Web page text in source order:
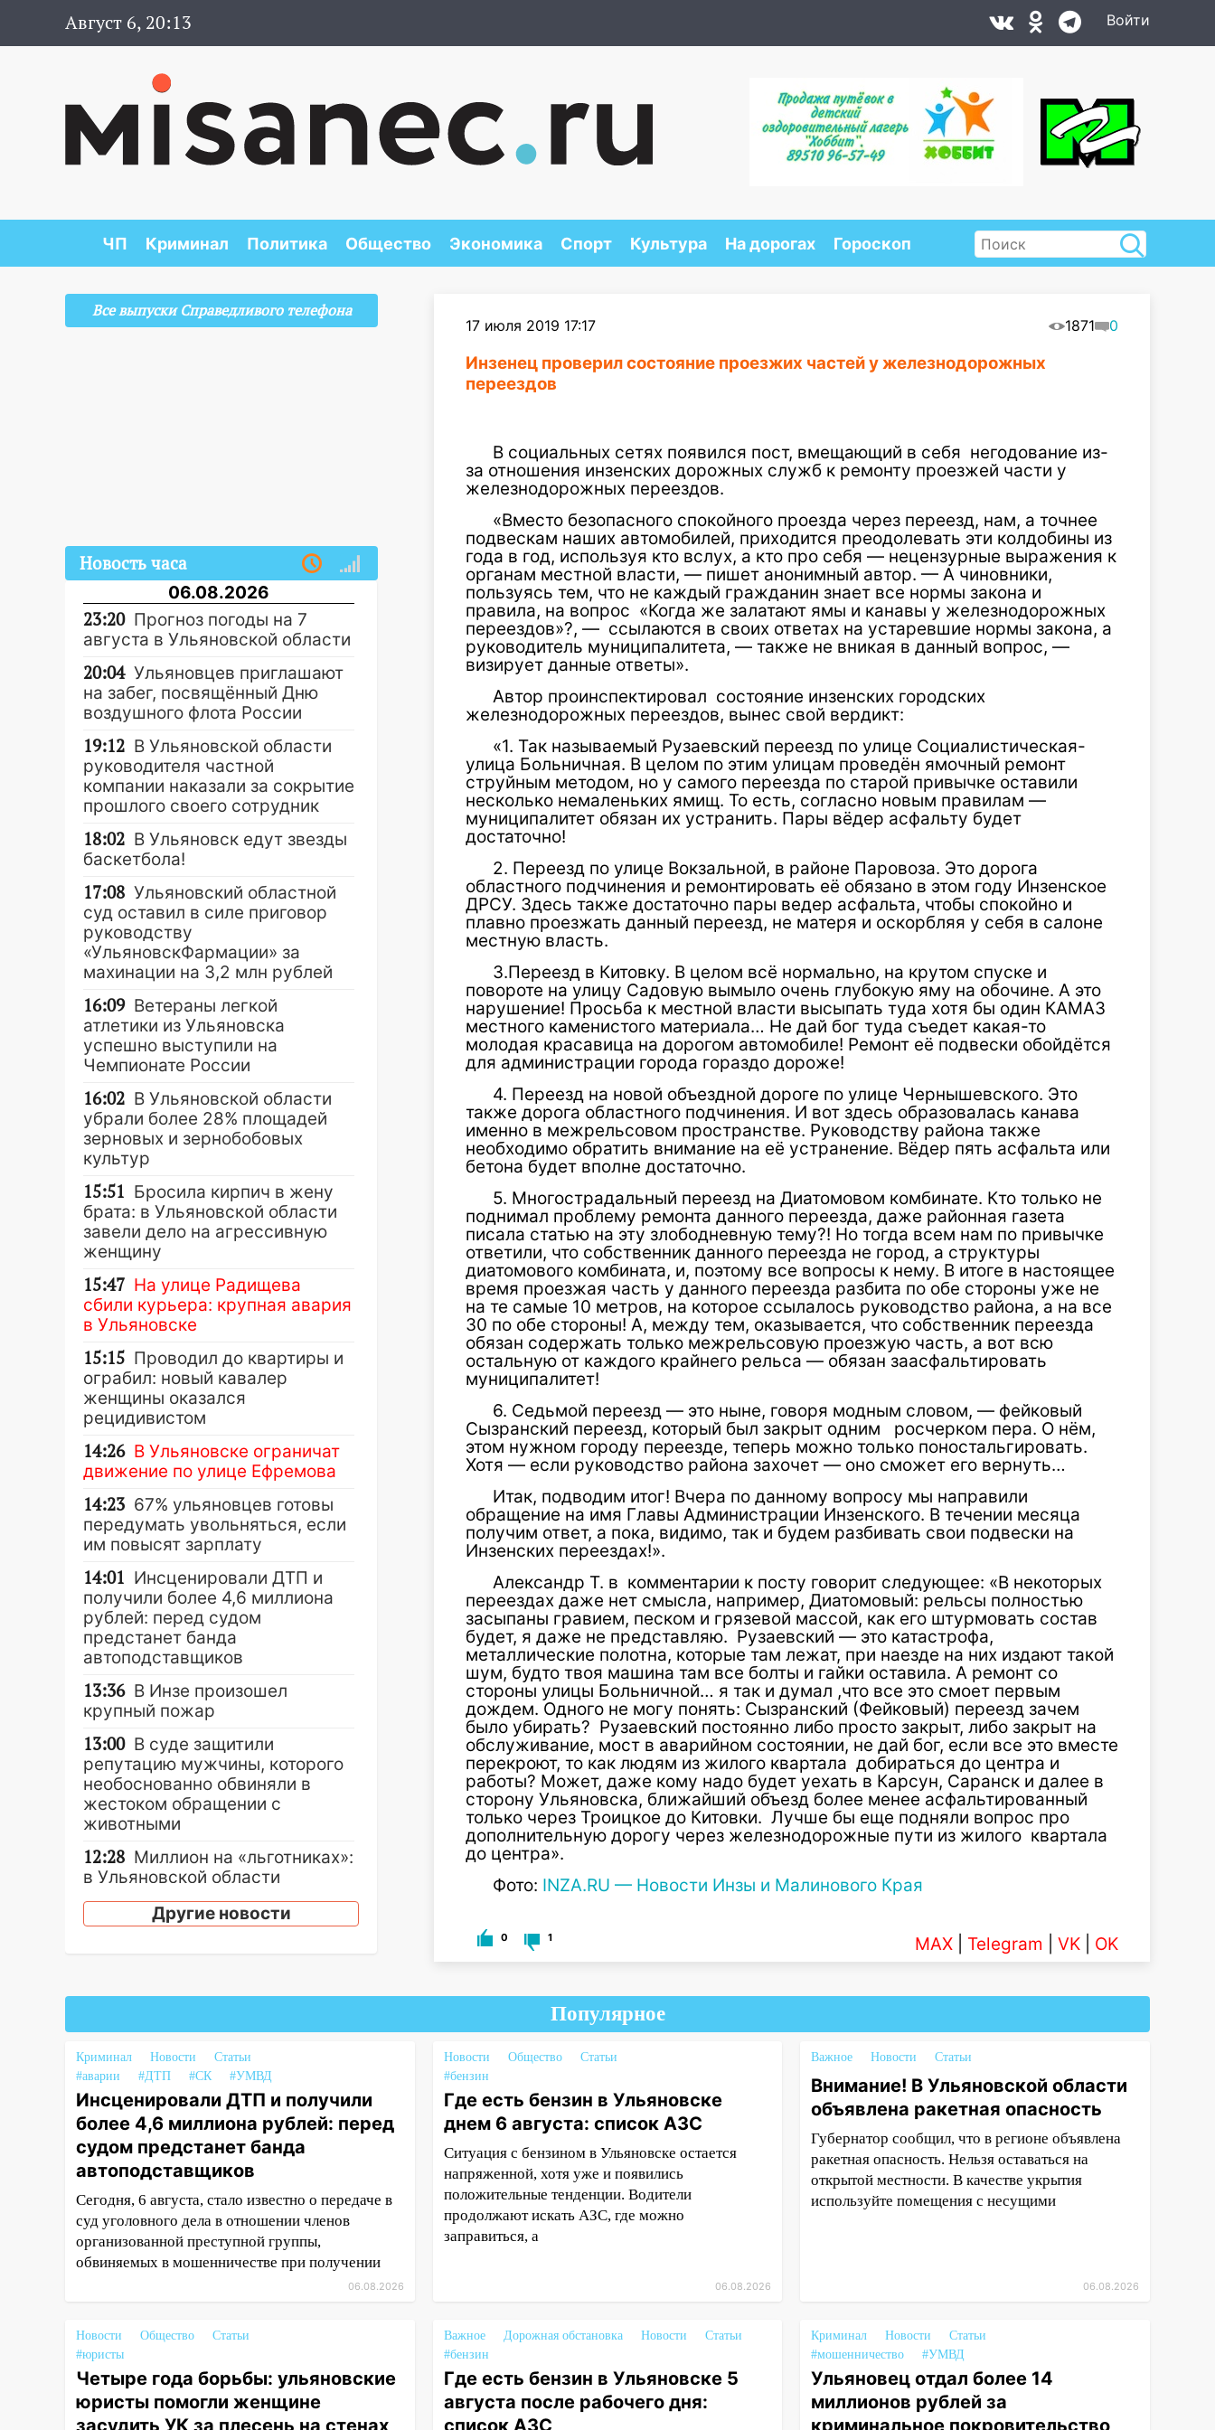
Август 6, 20:13 Войти
ЧП Криминал Политика Общество Экономика Спорт Культура На дорогах Гороскоп
17 июля 2019 17:17 1871 0
Инзенец проверил состояние проезжих частей у железнодорожных
переездов
В социальных сетях появился пост, вмещающий в себя негодование из-
за отношения инзенских дорожных служб к ремонту проезжей части у
железнодорожных переездов.
«Вместо безопасного спокойного проезда через переезд, нам, а точнее
подвескам наших автомобилей, приходится преодолевать эти колдобины из
года в год, используя кто вслух, а кто про себя — нецензурные выражения к
органам местной власти, — пишет анонимный автор. — А чиновники,
пользуясь тем, что не каждый гражданин знает все нормы закона и
правила, на вопрос «Когда же залатают ямы и канавы у железнодорожных
переездов»?, — ссылаются в своих ответах на устаревшие нормы закона, а
руководитель муниципалитета, — также не вникая в данный вопрос, —
визирует данные ответы».
Автор проинспектировал состояние инзенских городских
железнодорожных переездов, вынес свой вердикт:
«1. Так называемый Рузаевский переезд по улице Социалистическая-
улица Больничная. В целом по этим улицам проведён ямочный ремонт
струйным методом, но у самого переезда по старой привычке оставили
несколько немаленьких ямищ. То есть, согласно новым правилам —
муниципалитет обязан их устранить. Пары вёдер асфальту будет
достаточно!
2. Переезд по улице Вокзальной, в районе Паровоза. Это дорога
областного подчинения и ремонтировать её обязано в этом году Инзенское
ДРСУ. Здесь также достаточно пары ведер асфальта, чтобы спокойно и
плавно проезжать данный переезд, не матеря и оскорбляя у себя в салоне
местную власть.
3.Переезд в Китовку. В целом всё нормально, на крутом спуске и
повороте на улицу Садовую вымыло очень глубокую яму на обочине. А это
нарушение! Просьба к местной власти высыпать туда хотя бы один КАМАЗ
местного каменистого материала… Не дай бог туда съедет какая-то
молодая красавица на дорогом автомобиле! Ремонт её подвески обойдётся
для администрации города гораздо дороже!
4. Переезд на новой объездной дороге по улице Чернышевского. Это
также дорога областного подчинения. И вот здесь образовалась канава
именно в межрельсовом пространстве. Руководству района также
необходимо обратить внимание на её устранение. Вёдер пять асфальта или
бетона будет вполне достаточно.
5. Многострадальный переезд на Диатомовом комбинате. Кто только не
поднимал проблему ремонта данного переезда, даже районная газета
писала статью на эту злободневную тему?! Но тогда всем нам по привычке
ответили, что собственник данного переезда не город, а структуры
диатомового комбината, и, поэтому все вопросы к нему. В итоге в настоящее
время проезжая часть у данного переезда разбита по обе стороны уже не
на те самые 10 метров, на которое ссылалось руководство района, а на все
30 по обе стороны! А, между тем, оказывается, что собственник переезда
обязан содержать только межрельсовую проезжую часть, а вот всю
остальную от каждого крайнего рельса — обязан заасфальтировать
муниципалитет!
6. Седьмой переезд — это ныне, говоря модным словом, — фейковый
Сызранский переезд, который был закрыт одним росчерком пера. О нём,
этом нужном городу переезде, теперь можно только поностальгировать.
Хотя — если руководство района захочет — оно сможет его вернуть…
Итак, подводим итог! Вчера по данному вопросу мы направили
обращение на имя Главы Администрации Инзенского. В течении месяца
получим ответ, а пока, видимо, так и будем разбивать свои подвески на
Инзенских переездах!».
Александр Т. в комментарии к посту говорит следующее: «В некоторых
переездах даже нет смысла, например, Диатомовый: рельсы полностью
засыпаны гравием, песком и грязевой массой, как его штурмовать состав
будет, я даже не представляю. Рузаевский — это катастрофа,
металлические полотна, которые там лежат, при наезде на них издают такой
шум, будто твоя машина там все болты и гайки оставила. А ремонт со
стороны улицы Больничной… я так и думал ,что все это смоет первым
дождем. Одного не могу понять: Сызранский (Фейковый) переезд зачем
было убирать? Рузаевский постоянно либо просто закрыт, либо закрыт на
обслуживание, мост в аварийном состоянии, не дай бог, если все это вместе
перекроют, то как людям из жилого квартала добираться до центра и
работы? Может, даже кому надо будет уехать в Карсун, Саранск и далее в
сторону Ульяновска, ближайший объезд более менее асфальтированный
только через Троицкое до Китовки. Лучше бы еще подняли вопрос про
дополнительную дорогу через железнодорожные пути из жилого квартала
до центра».
Фото: INZA.RU — Новости Инзы и Малинового Края
0 1 MAX Telegram VK OK
Все выпуски Справедливого телефона
Новость часа
06.08.2026
23:20 Прогноз погоды на 7
августа в Ульяновской области
20:04 Ульяновцев приглашают
на забег, посвящённый Дню
воздушного флота России
19:12 В Ульяновской области
руководителя частной
компании наказали за сокрытие
прошлого своего сотрудник
18:02 В Ульяновск едут звезды
баскетбола!
17:08 Ульяновский областной
суд оставил в силе приговор
руководству
«УльяновскФармации» за
махинации на 3,2 млн рублей
16:09 Ветераны легкой
атлетики из Ульяновска
успешно выступили на
Чемпионате России
16:02 В Ульяновской области
убрали более 28% площадей
зерновых и зернобобовых
культур
15:51 Бросила кирпич в жену
брата: в Ульяновской области
завели дело на агрессивную
женщину
15:47 На улице Радищева
сбили курьера: крупная авария
в Ульяновске
15:15 Проводил до квартиры и
ограбил: новый кавалер
женщины оказался
рецидивистом
14:26 В Ульяновске ограничат
движение по улице Ефремова
14:23 67% ульяновцев готовы
передумать увольняться, если
им повысят зарплату
14:01 Инсценировали ДТП и
получили более 4,6 миллиона
рублей: перед судом
предстанет банда
автоподставщиков
13:36 В Инзе произошел
крупный пожар
13:00 В суде защитили
репутацию мужчины, которого
необоснованно обвиняли в
жестоком обращении с
животными
12:28 Миллион на «льготниках»:
в Ульяновской области
перевозчик провернул хитрую
схему с чужими проездными
11:49
11:30
Кабмин РФ разрешил до 1
июля 2027 года импорт, выпуск
и обращение бензина Евро 2,
Евро 3, Евро 4
11:12 Соцсети: на Рябикова
автомобиль врезался в забор
10:27 Где есть бензин в
Ульяновске днем 6 августа:
список АЗС
Внимание! В Ульяновской
опасность
10:00
В Старомайнском районе
утонул 51-летний мужчина
09:50 В Ульяновске черный
Другие новости
Популярное
Криминал Новости
Статьи
#аварии
#ДТП #СК #УМВД
Инсценировали ДТП и получили
более 4,6 миллиона рублей: перед
судом предстанет банда
автоподставщиков
Сегодня, 6 августа, стало известно о передаче в
суд уголовного дела в отношении членов
организованной преступной группы,
обвиняемых в мошенничестве при получении
06.08.2026
Новости Общество
Статьи
#бензин
Где есть бензин в Ульяновске
днем 6 августа: список АЗС
Ситуация с бензином в Ульяновске остается
напряженной, хотя уже и появились
положительные тенденции. Водители
продолжают искать АЗС, где можно
заправиться, а
06.08.2026
Важное Новости Статьи
Внимание! В Ульяновской области
объявлена ракетная опасность
Губернатор сообщил, что в регионе объявлена
ракетная опасность. Нельзя оставаться на
открытой местности. В качестве укрытия
используйте помещения с несущими
06.08.2026
Новости Общество
Статьи
#юристы
Четыре года борьбы: ульяновские
юристы помогли женщине
засудить УК за плесень на стенах
Важное Дорожная обстановка Новости
Статьи
#бензин
Где есть бензин в Ульяновске 5
августа после рабочего дня:
список АЗС
Криминал Новости
Статьи
#мошенничество
#УМВД
Ульяновец отдал более 14
миллионов рублей за
криминальное покровительство